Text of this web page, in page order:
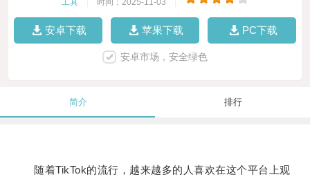
工具 时间：2025-11-03
安卓下载 苹果下载 PC下载
安卓市场，安全绿色
简介 排行
随着TikTok的流行，越来越多的人喜欢在这个平台上观